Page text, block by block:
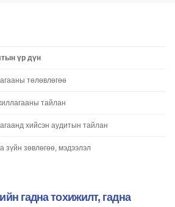
үр дүн
төлөвлөгөө
тайлан
хийсэн аудитын тайлан
зүйн зөвлөгөө, мэдээлэл
гадна тохижилт, гадна